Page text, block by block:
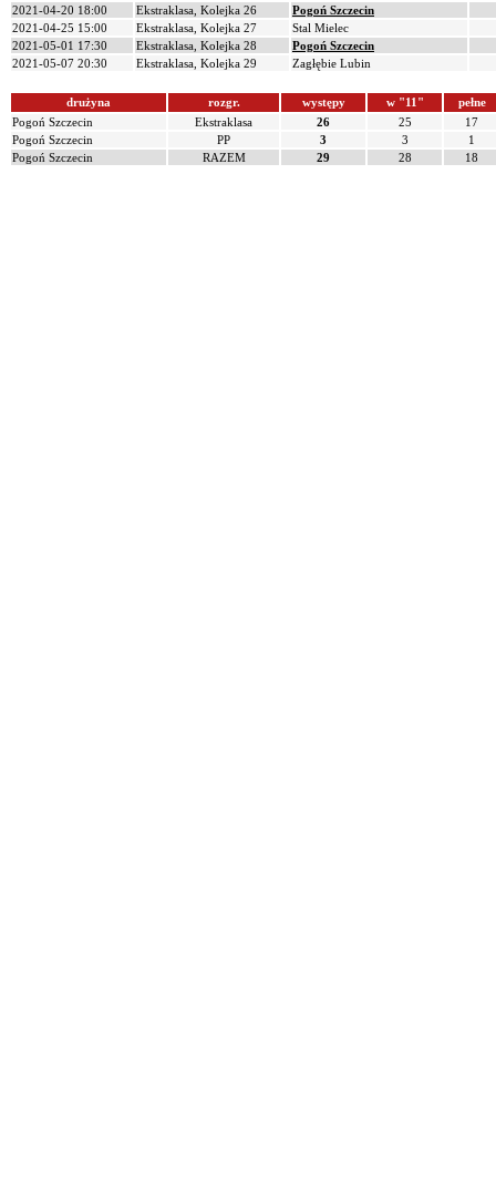
2021-04-20 18:00
Ekstraklasa, Kolejka 26
Pogoń Szczecin
2021-04-25 15:00
Ekstraklasa, Kolejka 27
Stal Mielec
2021-05-01 17:30
Ekstraklasa, Kolejka 28
Pogoń Szczecin
2021-05-07 20:30
Ekstraklasa, Kolejka 29 Zagłębie Lubin
drużyna rozgr. występy w "11"
pełne
Pogoń Szczecin
Ekstraklasa 26 25
17
Pogoń Szczecin
PP 3 3
1
Pogoń Szczecin
RAZEM 29 28 18